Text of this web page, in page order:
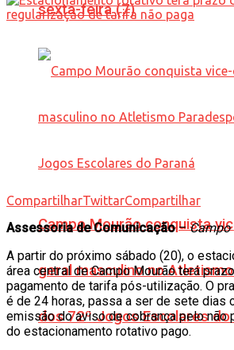
sexta-feira (7)
Campo Mourão conquista
geral masculino no
dos 72º Jogos Escolares do
CompartilharTwittarCompartilhar
Assessoria de Comunicação–Campo
A partir do próximo sábado (20), o
área central de Campo Mourão terá
pagamento de tarifa pós-utilização. O
é de 24 horas, passa a ser de sete dias
emissão do aviso de cobrança pelo não
do estacionamento rotativo pago.